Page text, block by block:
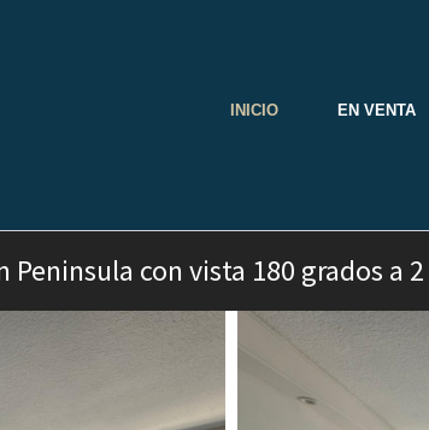
INICIO EN VENTA
Peninsula con vista 180 grados a